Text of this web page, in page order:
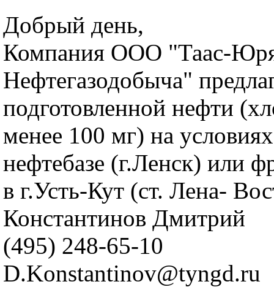
Добрый день,
Компания ООО "Таас-
Нефтегазодобыча"
подготовленной нефти
менее 100 мг) на
нефтебазе (г.Ленск) или
в г.Усть-Кут (ст. Лена-
Константинов Дмитрий
(495) 248-65-10
D.Konstantinov@tyngd.ru